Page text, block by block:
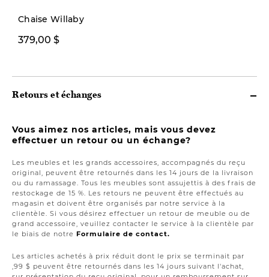
Chaise Willaby
379,00 $
Retours et échanges
Vous aimez nos articles, mais vous devez
effectuer un retour ou un échange?
Les meubles et les grands accessoires, accompagnés du reçu
original, peuvent être retournés dans les 14 jours de la livraison
ou du ramassage. Tous les meubles sont assujettis à des frais de
restockage de 15 %. Les retours ne peuvent être effectués au
magasin et doivent être organisés par notre service à la
clientèle. Si vous désirez effectuer un retour de meuble ou de
grand accessoire, veuillez contacter le service à la clientèle par
le biais de notre Formulaire de contact.
Les articles achetés à prix réduit dont le prix se terminait par
,99 $ peuvent être retournés dans les 14 jours suivant l'achat,